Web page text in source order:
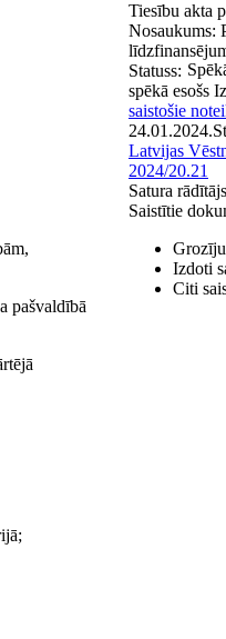
pašvaldībā
Tiesību akta
Nosaukums:
Statuss:
spēkā esošs
saistošie
24.01.2024.
Latvijas
2024/20.21
Satura rādītājs
Saistītie
Izdoti
Citi